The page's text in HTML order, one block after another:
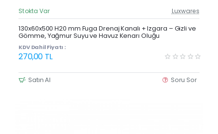
Güncel Fiyat
Yeni Ürün
Stokta Var Luxwares
130x60x500 H20 mm Fuga Drenaj Kanalı + Izgara – Gizli ve
Gömme, Yağmur Suyu ve Havuz Kenarı Oluğu
KDV Dahil Fiyatı :
270,00 TL
Satın Al Soru Sor